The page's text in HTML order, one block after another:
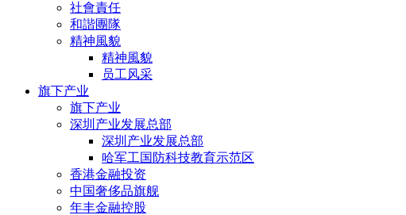
社會責任
和諧團隊
精神風貌
精神風貌
员工风采
旗下产业
旗下产业
深圳产业发展总部
深圳产业发展总部
哈军工国防科技教育示范区
香港金融投资
中国奢侈品旗舰
年丰金融控股